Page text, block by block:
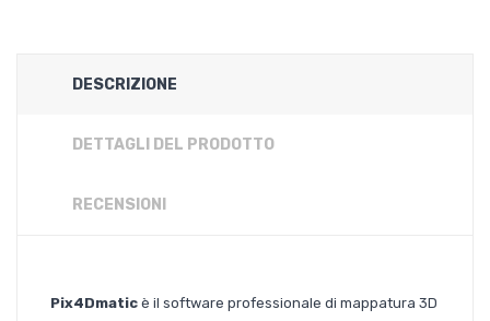
DESCRIZIONE
DETTAGLI DEL PRODOTTO
RECENSIONI
Pix4Dmatic è il software professionale di mappatura 3D